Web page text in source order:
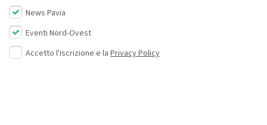
News Pavia
Eventi Nord-Ovest
Accetto l'iscrizione e la Privacy Policy